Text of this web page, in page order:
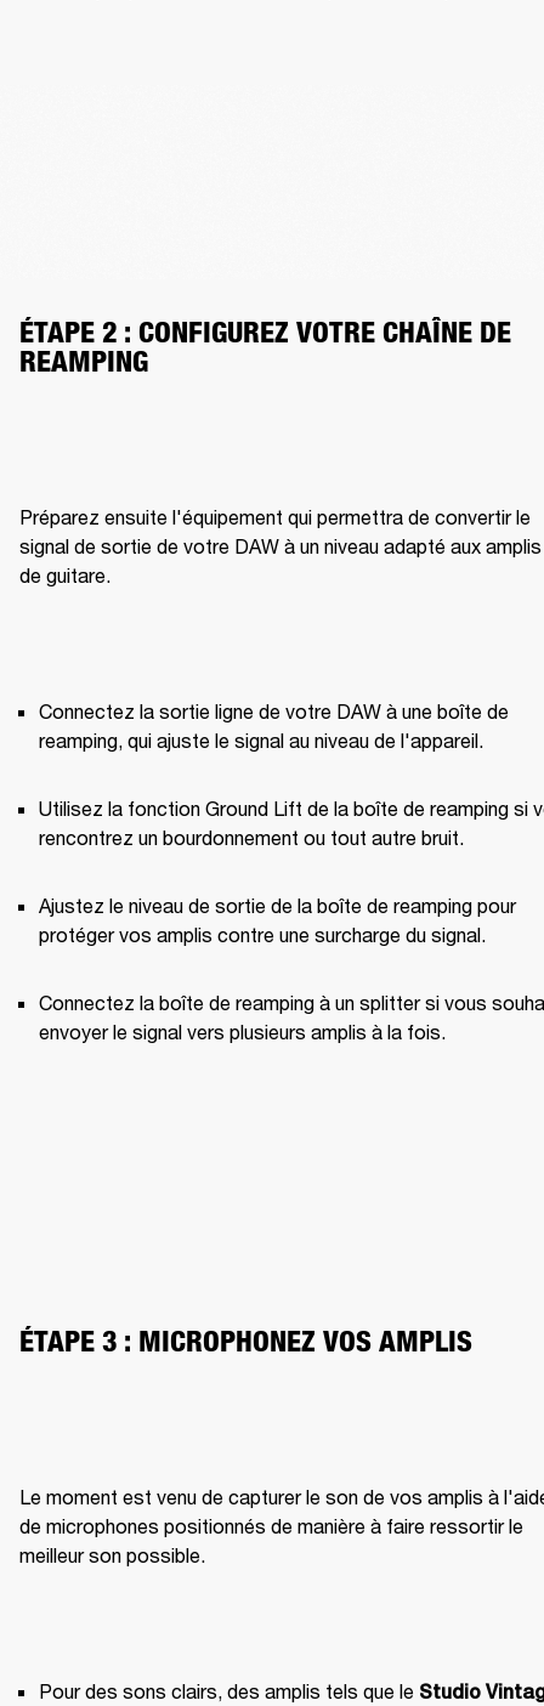
ÉTAPE 2 : CONFIGUREZ VOTRE CHAÎNE DE
REAMPING
Préparez ensuite l'équipement qui permettra de convertir le
signal de sortie de votre DAW à un niveau adapté aux amplis
de guitare.
Connectez la sortie ligne de votre DAW à une boîte de
reamping, qui ajuste le signal au niveau de l'appareil.
Utilisez la fonction Ground Lift de la boîte de reamping si
rencontrez un bourdonnement ou tout autre bruit.
Ajustez le niveau de sortie de la boîte de reamping pour
protéger vos amplis contre une surcharge du signal.
Connectez la boîte de reamping à un splitter si vous
envoyer le signal vers plusieurs amplis à la fois.
ÉTAPE 3 : MICROPHONEZ VOS AMPLIS
Le moment est venu de capturer le son de vos amplis à
de microphones positionnés de manière à faire ressortir le
meilleur son possible.
Pour des sons clairs, des amplis tels que le Studio